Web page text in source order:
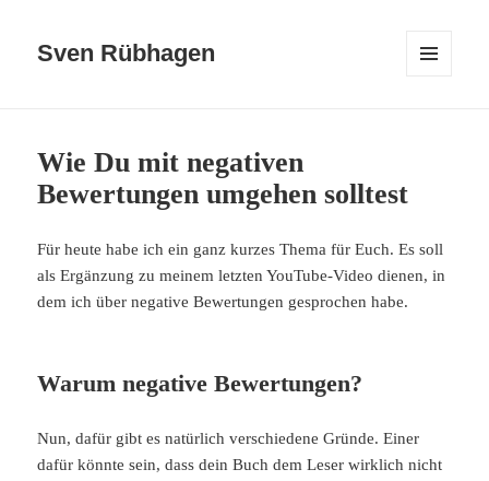
Sven Rübhagen
Wie Du mit negativen
Bewertungen umgehen solltest
Für heute habe ich ein ganz kurzes Thema für Euch. Es soll
als Ergänzung zu meinem letzten YouTube-Video dienen, in
dem ich über negative Bewertungen gesprochen habe.
Warum negative Bewertungen?
Nun, dafür gibt es natürlich verschiedene Gründe. Einer
dafür könnte sein, dass dein Buch dem Leser wirklich nicht